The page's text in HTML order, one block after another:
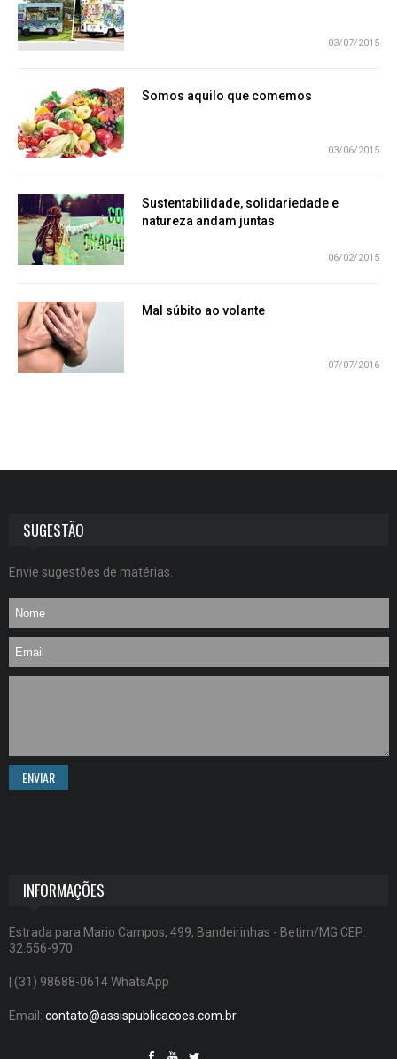
03/07/2015
Somos aquilo que comemos
03/06/2015
Sustentabilidade, solidariedade e
natureza andam juntas
06/02/2015
Mal súbito ao volante
07/07/2016
SUGESTÃO
Envie sugestões de matérias.
ENVIAR
INFORMAÇÕES
Estrada para Mario Campos, 499, Bandeirinhas - Betim/MG CEP:
32.556-970
| (31) 98688-0614 WhatsApp
Email: contato@assispublicacoes.com.br